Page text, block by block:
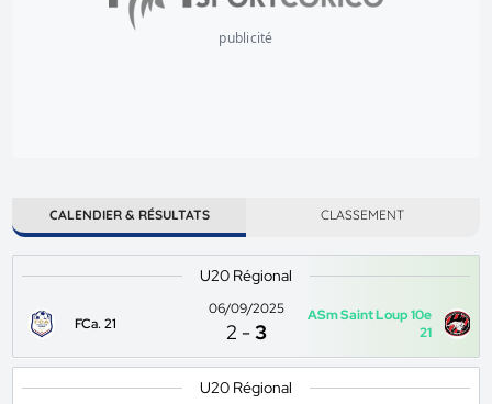
publicité
CALENDIER & RÉSULTATS CLASSEMENT
U20 Régional
FCa. 21
06/09/2025
2 -3
ASm Saint Loup 10e
21
U20 Régional